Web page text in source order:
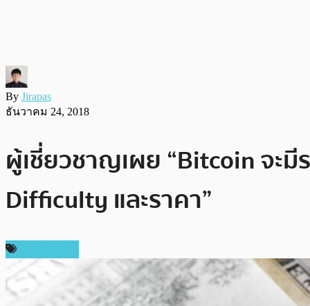
By Jirapas
ธันวาคม 24, 2018
ผู้เชี่ยวชาญเผย “Bitcoin จะ
Difficulty และราคา”